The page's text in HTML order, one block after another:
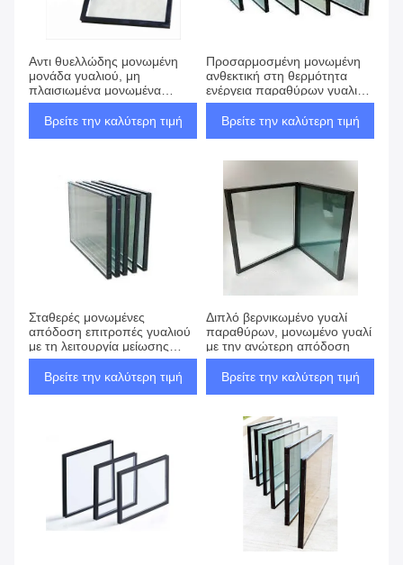
Αντι θυελλώδης μονωμένη
μονάδα γυαλιού, μη
πλαισιωμένα μονωμένα
συνήθεια πλακάκια γυαλιού
Βρείτε την καλύτερη τιμή
Προσαρμοσμένη μονωμένη
ανθεκτική στη θερμότητα
ενέργεια παραθύρων γυαλιού
- πρόσοψη γυαλιού
αποταμίευσης
Βρείτε την καλύτερη τιμή
Σταθερές μονωμένες
απόδοση επιτροπές γυαλιού
με τη λειτουργία μείωσης
θορύβου
Βρείτε την καλύτερη τιμή
Διπλό βερνικωμένο γυαλί
παραθύρων, μονωμένο γυαλί
με την ανώτερη απόδοση
Βρείτε την καλύτερη τιμή